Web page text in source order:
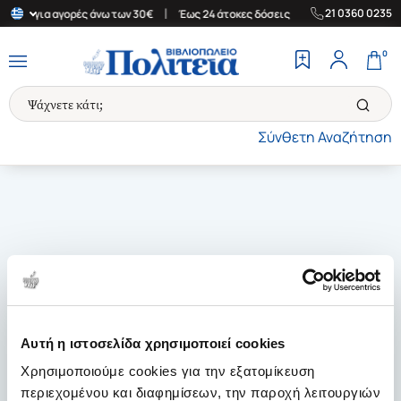
Αυτή η ιστοσελίδα χρησιμοποιεί cookies
Χρησιμοποιούμε cookies για την εξατομίκευση
περιεχομένου και διαφημίσεων, την παροχή λειτουργιών
για αγορές άνω των 30€ Έως 24 άτοκες δόσεις | Δωρεάν
21 0360 0235
Σύνθετη Αναζήτηση
0